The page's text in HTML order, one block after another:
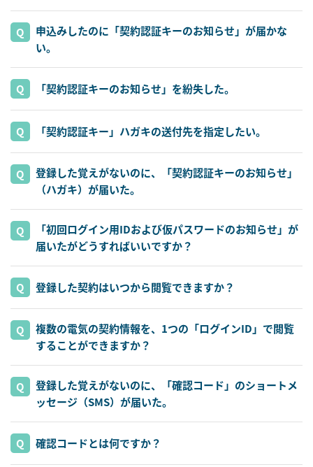
申込みしたのに「契約認証キーのお知らせ」が届かな
い。
「契約認証キーのお知らせ」を紛失した。
「契約認証キー」ハガキの送付先を指定したい。
登録した覚えがないのに、「契約認証キーのお知らせ」
（ハガキ）が届いた。
「初回ログイン用IDおよび仮パスワードのお知らせ」が
届いたがどうすればいいですか？
登録した契約はいつから閲覧できますか？
複数の電気の契約情報を、1つの「ログインID」で閲覧
することができますか？
登録した覚えがないのに、「確認コード」のショートメ
ッセージ（SMS）が届いた。
確認コードとは何ですか？